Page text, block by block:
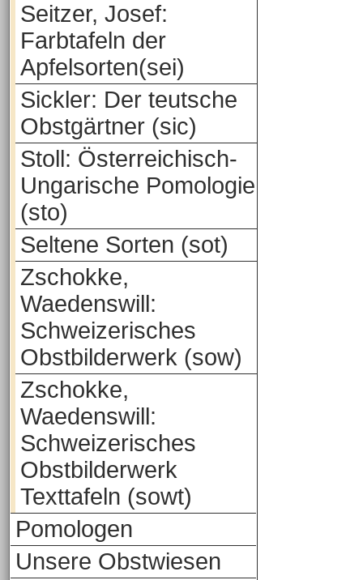
Seitzer, Josef:
Farbtafeln der
Apfelsorten(sei)
Sickler: Der teutsche
Obstgärtner (sic)
Stoll: Österreichisch-
Ungarische Pomologie
(sto)
Seltene Sorten (sot)
Zschokke,
Waedenswill:
Schweizerisches
Obstbilderwerk (sow)
Zschokke,
Waedenswill:
Schweizerisches
Obstbilderwerk
Texttafeln (sowt)
Pomologen
Unsere Obstwiesen